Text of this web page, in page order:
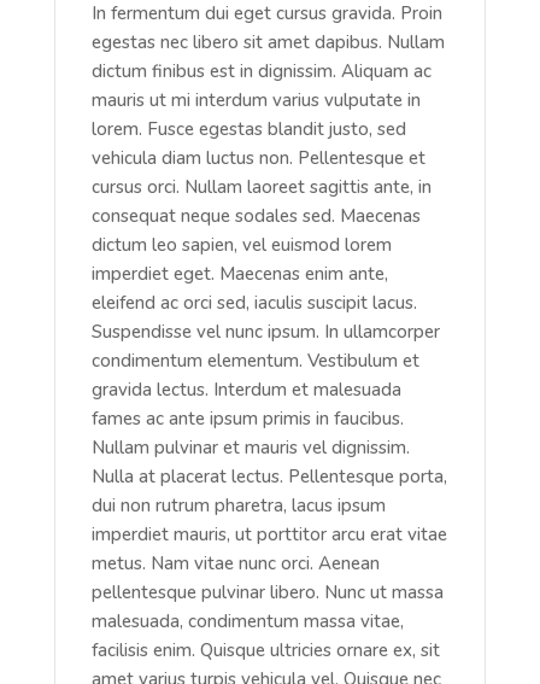
In fermentum dui eget cursus gravida. Proin
egestas nec libero sit amet dapibus. Nullam
dictum finibus est in dignissim. Aliquam ac
mauris ut mi interdum varius vulputate in
lorem. Fusce egestas blandit justo, sed
vehicula diam luctus non. Pellentesque et
cursus orci. Nullam laoreet sagittis ante, in
consequat neque sodales sed. Maecenas
dictum leo sapien, vel euismod lorem
imperdiet eget. Maecenas enim ante,
eleifend ac orci sed, iaculis suscipit lacus.
Suspendisse vel nunc ipsum. In ullamcorper
condimentum elementum. Vestibulum et
gravida lectus. Interdum et malesuada
fames ac ante ipsum primis in faucibus.
Nullam pulvinar et mauris vel dignissim.
Nulla at placerat lectus. Pellentesque porta,
dui non rutrum pharetra, lacus ipsum
imperdiet mauris, ut porttitor arcu erat vitae
metus. Nam vitae nunc orci. Aenean
pellentesque pulvinar libero. Nunc ut massa
malesuada, condimentum massa vitae,
facilisis enim. Quisque ultricies ornare ex, sit